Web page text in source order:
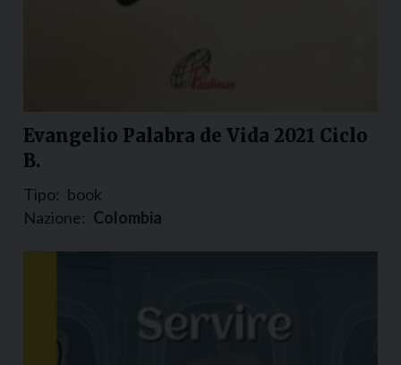
Evangelio Palabra de Vida 2021 Ciclo
B.
Tipo: book
Nazione: Colombia